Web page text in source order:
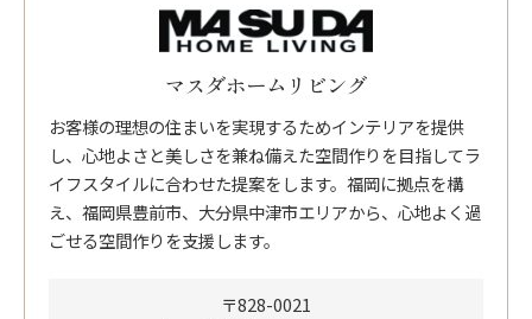
マスダホームリビング
お客様の理想の住まいを実現するためインテリアを提供
し、心地よさと美しさを兼ね備えた空間作りを目指してラ
イフスタイルに合わせた提案をします。福岡に拠点を構
え、福岡県豊前市、大分県中津市エリアから、心地よく過
ごせる空間作りを支援します。
〒828-0021